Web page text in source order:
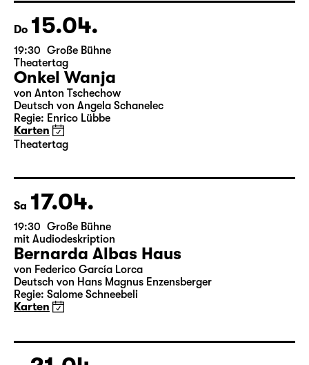
Schauspiel Leipzig
Karten
Do 15.04.
19:30 Große Bühne
Theatertag
Onkel Wanja
von Anton Tschechow
Karten
Theatertag
Sa 17.04.
19:30 Große Bühne
mit Audiodeskription
Bernarda Albas Haus
Regie: Salome Schneebeli
Karten